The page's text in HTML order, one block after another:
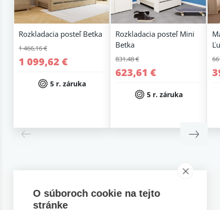
Rozkladacia posteľ Betka
1 466,16 €
1 099,62 €
5 r. záruka
Rozkladacia posteľ Mini
Betka
831,48 €
623,61 €
5 r. záruka
Súvisiace matrace
O súboroch cookie na tejto
stránke